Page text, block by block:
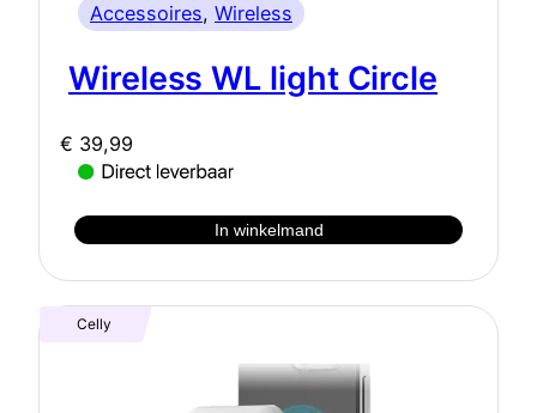
Accessoires, Wireless
Wireless WL light Circle
€ 39,99
In winkelmand
Celly